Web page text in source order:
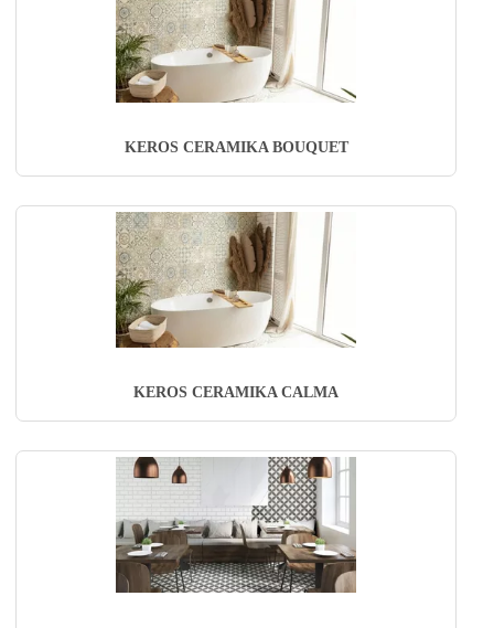
KEROS CERAMIKA BOUQUET
KEROS CERAMIKA CALMA